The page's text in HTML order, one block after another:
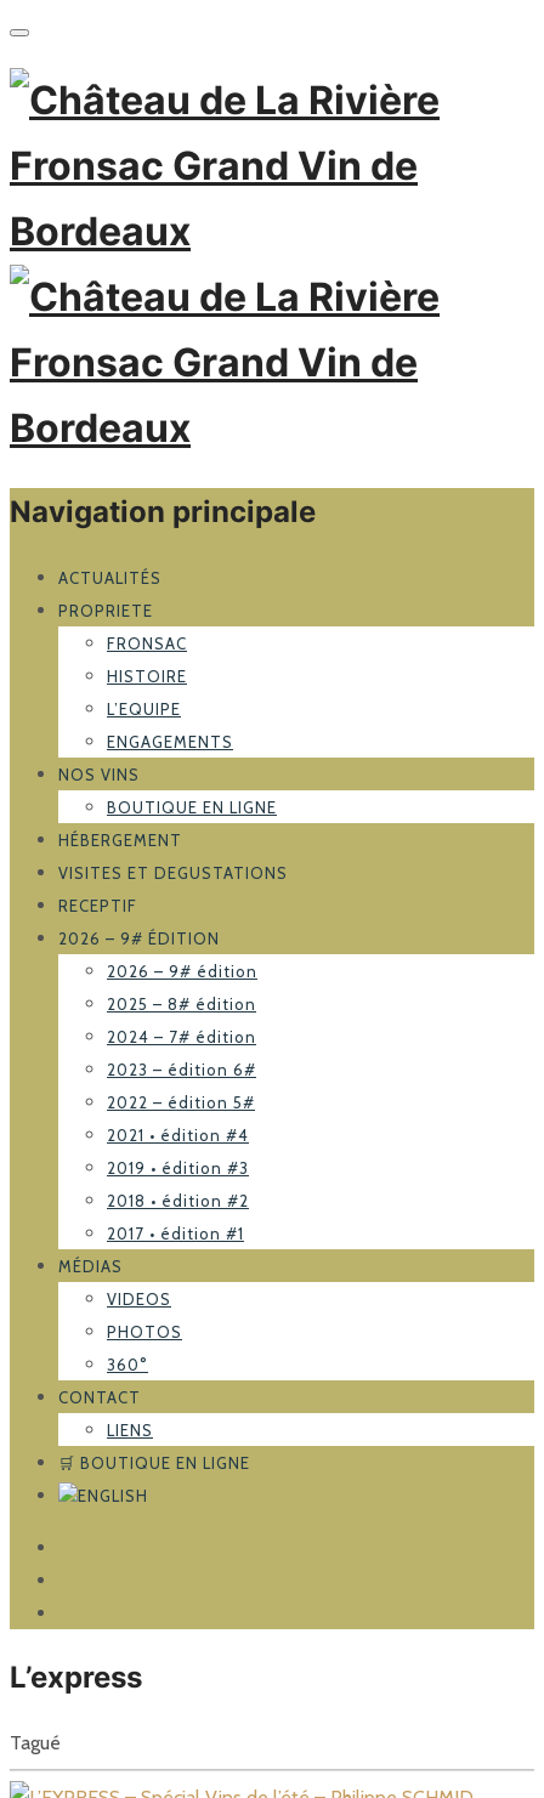
Navigation principale
ACTUALITÉS
PROPRIETE
FRONSAC
HISTOIRE
L’EQUIPE
ENGAGEMENTS
NOS VINS
BOUTIQUE EN LIGNE
HÉBERGEMENT
VISITES ET DEGUSTATIONS
RECEPTIF
2026 – 9# ÉDITION
2026 – 9# édition
2025 – 8# édition
2024 – 7# édition
2023 – édition 6#
2022 – édition 5#
2021 • édition #4
2019 • édition #3
2018 • édition #2
2017 • édition #1
MÉDIAS
VIDEOS
PHOTOS
360°
CONTACT
LIENS
🛒 BOUTIQUE EN LIGNE
L’express
Tagué